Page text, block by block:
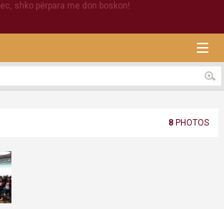
ec, shko përpara me don boskon!
8 PHOTOS